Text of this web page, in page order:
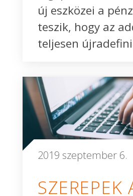
új eszközei a
teszik, hogy az
teljesen
2019 szeptember 6.
SZEREPEK